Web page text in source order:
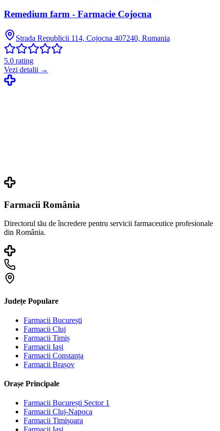
Remedium farm - Farmacie Cojocna
Strada Republicii 114, Cojocna 407240, Rumania
5.0 rating
Vezi detalii →
Farmacii România
Directorul tău de încredere pentru servicii farmaceutice profesionale
din România.
Județe Populare
Farmacii București
Farmacii Cluj
Farmacii Timiș
Farmacii Iași
Farmacii Constanța
Farmacii Brașov
Orașe Principale
Farmacii București Sector 1
Farmacii Cluj-Napoca
Farmacii Timișoara